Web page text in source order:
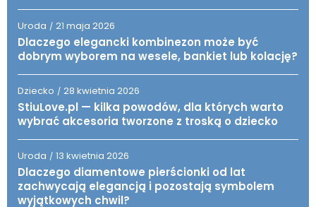
Uroda / 21 maja 2026
Dlaczego elegancki kombinezon może być
dobrym wyborem na wesele, bankiet lub kolację?
Dziecko / 28 kwietnia 2026
StiuLove.pl — kilka powodów, dla których warto
wybrać akcesoria tworzone z troską o dziecko
Uroda / 13 kwietnia 2026
Dlaczego diamentowe pierścionki od lat
zachwycają elegancją i pozostają symbolem
wyjątkowych chwil?